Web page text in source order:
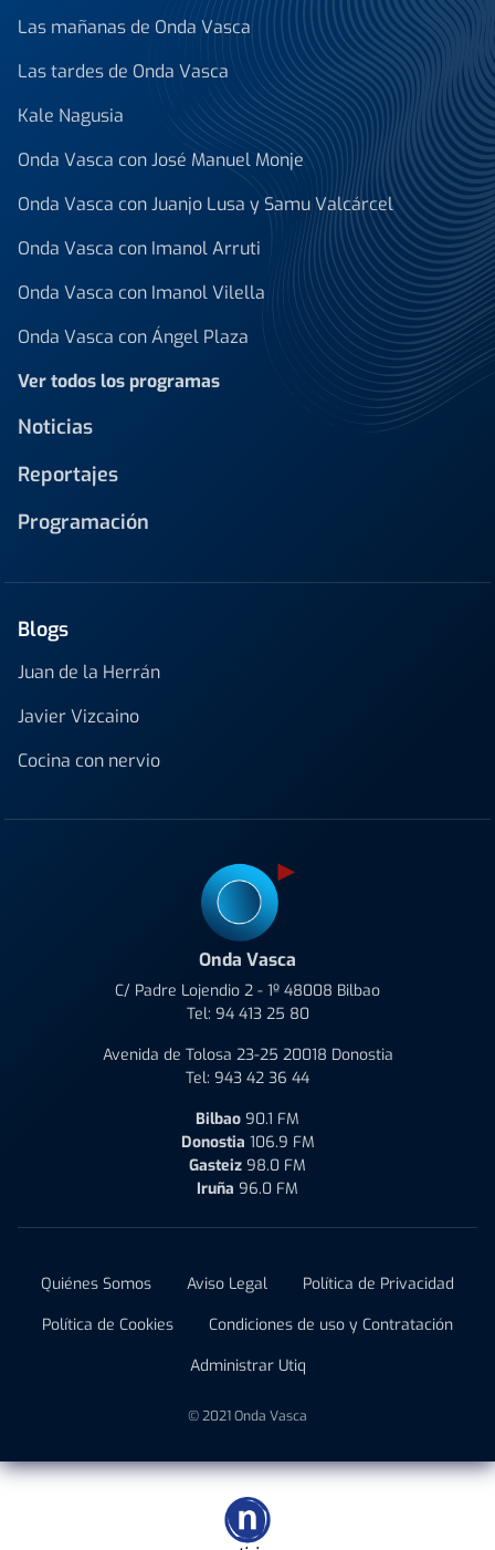
Las mañanas de Onda Vasca
Las tardes de Onda Vasca
Kale Nagusia
Onda Vasca con José Manuel Monje
Onda Vasca con Juanjo Lusa y Samu Valcárcel
Onda Vasca con Imanol Arruti
Onda Vasca con Imanol Vilella
Onda Vasca con Ángel Plaza
Ver todos los programas
Noticias
Reportajes
Programación
Blogs
Juan de la Herrán
Javier Vizcaino
Cocina con nervio
Onda Vasca
C/ Padre Lojendio 2 - 1º 48008 Bilbao
Tel: 94 413 25 80
Avenida de Tolosa 23-25 20018 Donostia
Tel: 943 42 36 44
Bilbao 90.1 FM
Donostia 106.9 FM
Gasteiz 98.0 FM
Iruña 96.0 FM
Quiénes Somos Aviso Legal
Política de Privacidad
Política de Cookies
Condiciones de uso y Contratación
Administrar Utiq
© 2021 Onda Vasca